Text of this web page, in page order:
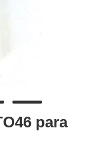
para